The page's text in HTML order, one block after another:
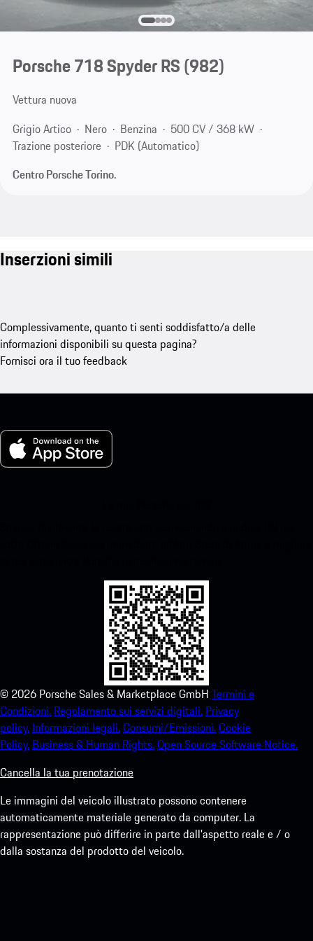
Porsche 718 Spyder RS(982)
Vettura nuova
Grigio Artico
Nero Benzina
500 CV / 368 kW
Trazione posteriore
PDK (Automatico)
Centro Porsche Torino.
Inserzioni simili
Complessivamente, quanto ti senti soddisfatto/a delle
informazioni disponibili su questa pagina?
Fornisci ora il tuo feedback
© 2026 Porsche Sales & Marketplace GmbH Termini e
Condizioni. Regolamento sui servizi digitali. Privacy
policy. Informazioni legali.Consumi/Emissioni.Cookie
Policy. Business & Human Rights.Open Source Software Notice.
Cancella la tua prenotazione
Le immagini del veicolo illustrato possono contenere
automaticamente materiale generato da computer. La
rappresentazione può differire in parte dall'aspetto reale e / o
dalla sostanza del prodotto del veicolo.